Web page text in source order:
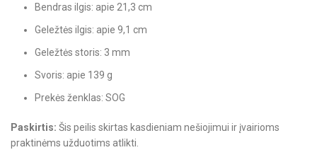
Bendras ilgis: apie 21,3 cm
Geležtės ilgis: apie 9,1 cm
Geležtės storis: 3 mm
Svoris: apie 139 g
Prekės ženklas: SOG
Paskirtis: Šis peilis skirtas kasdieniam nešiojimui ir įvairioms
praktinėms užduotims atlikti.